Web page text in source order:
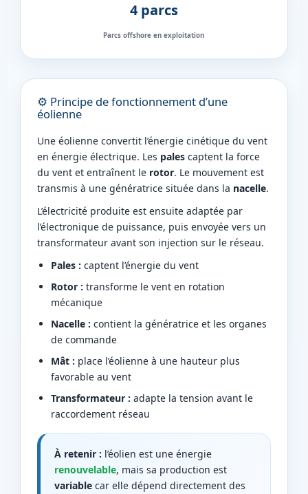
4 parcs
Parcs offshore en exploitation
⚙️ Principe de fonctionnement d’une
éolienne
Une éolienne convertit l’énergie cinétique du vent
en énergie électrique. Les palescaptent la force
du vent et entraînent le rotor. Le mouvement est
transmis à une génératrice située dans la nacelle.
L’électricité produite est ensuite adaptée par
l’électronique de puissance, puis envoyée vers un
transformateur avant son injection sur le réseau.
Pales : captent l’énergie du vent
Rotor : transforme le vent en rotation
mécanique
Nacelle : contient la génératrice et les organes
de commande
Mât : place l’éolienne à une hauteur plus
favorable au vent
Transformateur : adapte la tension avant le
raccordement réseau
À retenir : l’éolien est une énergie
renouvelable, mais sa production est
variablecar elle dépend directement des